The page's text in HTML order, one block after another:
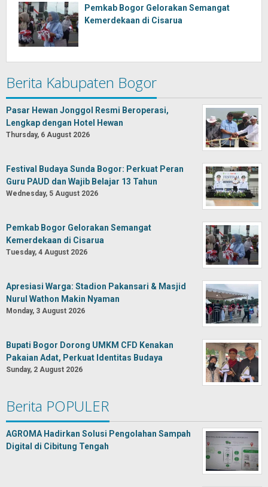
Pemkab Bogor Gelorakan Semangat
Kemerdekaan di Cisarua
Berita Kabupaten Bogor
Pasar Hewan Jonggol Resmi Beroperasi,
Lengkap dengan Hotel Hewan
Thursday, 6 August 2026
Festival Budaya Sunda Bogor: Perkuat Peran
Guru PAUD dan Wajib Belajar 13 Tahun
Wednesday, 5 August 2026
Pemkab Bogor Gelorakan Semangat
Kemerdekaan di Cisarua
Tuesday, 4 August 2026
Apresiasi Warga: Stadion Pakansari & Masjid
Nurul Wathon Makin Nyaman
Monday, 3 August 2026
Bupati Bogor Dorong UMKM CFD Kenakan
Pakaian Adat, Perkuat Identitas Budaya
Sunday, 2 August 2026
Berita POPULER
AGROMA Hadirkan Solusi Pengolahan Sampah
Digital di Cibitung Tengah